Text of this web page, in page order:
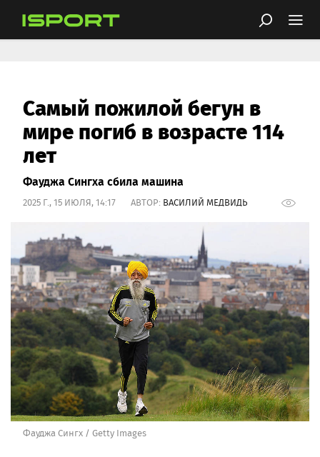
Самый пожилой бегун в
мире погиб в возрасте 114
лет
Фауджа Сингха сбила машина
2025 Г., 15 ИЮЛЯ, 14:17 АВТОР: ВАСИЛИЙ МЕДВИДЬ
Фауджа Сингх / Getty Images